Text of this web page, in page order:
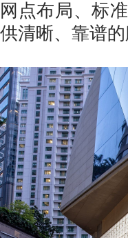
网点布局、标
供清晰、靠谱的